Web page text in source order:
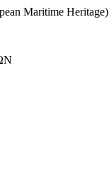
Maritime Heritage)